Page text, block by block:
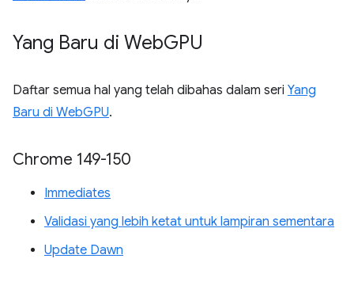
Yang Baru di WebGPU
Daftar semua hal yang telah dibahas dalam seri Yang
Baru di WebGPU.
Chrome 149-150
Immediates
Validasi yang lebih ketat untuk lampiran sementara
Update Dawn